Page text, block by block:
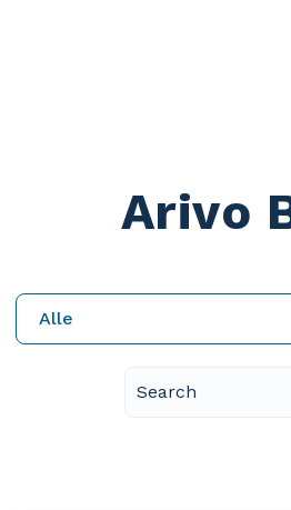
Arivo
Alle